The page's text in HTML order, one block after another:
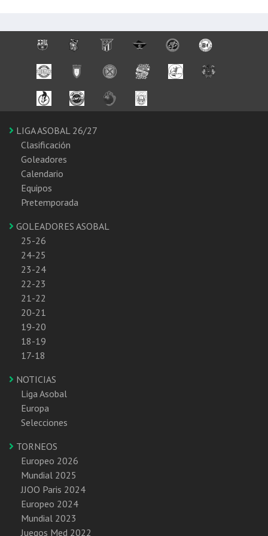
LIGA ASOBAL 26/27
Clasificación
Goleadores
Calendario
Equipos
Pretemporada
GOLEADORES ASOBAL
25-26
24-25
23-24
22-23
21-22
20-21
19-20
18-19
17-18
NOTICIAS
Liga Asobal
Europa
Selecciones
TORNEOS
Europeo 2026
Mundial 2025
JJOO Paris 2024
Europeo 2024
Mundial 2023
Juegos Med 2022